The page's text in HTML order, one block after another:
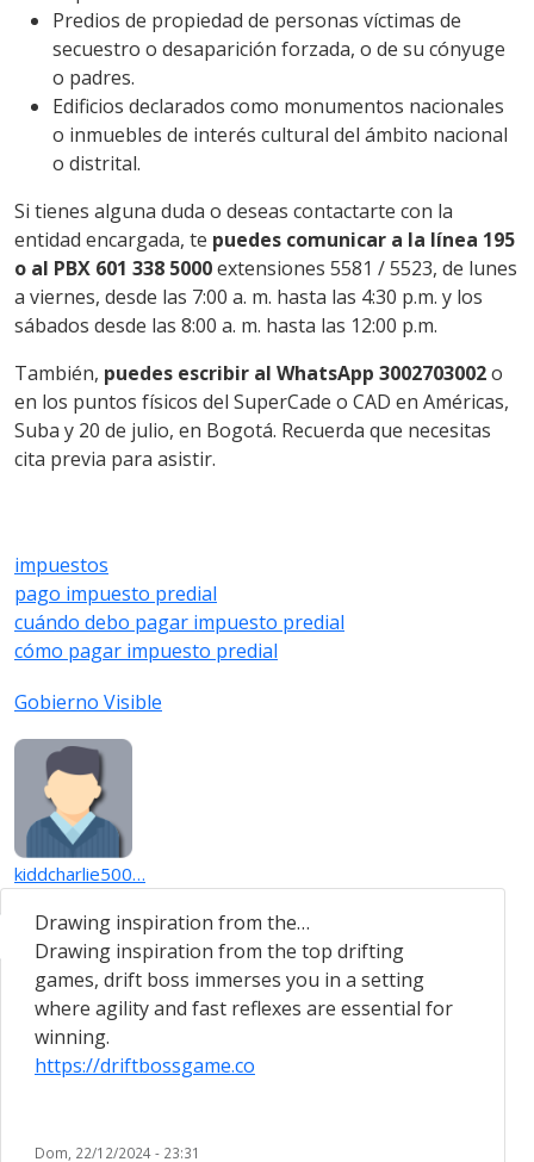
Predios de propiedad de personas víctimas de
secuestro o desaparición forzada, o de su cónyuge
o padres.
Edificios declarados como monumentos nacionales
o inmuebles de interés cultural del ámbito nacional
o distrital.
Si tienes alguna duda o deseas contactarte con la
entidad encargada, te puedes comunicar a la línea 195
o al PBX 601 338 5000extensiones 5581 / 5523, de lunes
a viernes, desde las 7:00 a. m. hasta las 4:30 p.m. y los
sábados desde las 8:00 a. m. hasta las 12:00 p.m.
También, puedes escribir al WhatsApp 3002703002o
en los puntos físicos del SuperCade o CAD en Américas,
Suba y 20 de julio, en Bogotá. Recuerda que necesitas
cita previa para asistir.
impuestos
pago impuesto predial
cuándo debo pagar impuesto predial
cómo pagar impuesto predial
Gobierno Visible
kiddcharlie500…
Drawing inspiration from the…
Drawing inspiration from the top drifting
games, drift boss immerses you in a setting
where agility and fast reflexes are essential for
winning.
https://driftbossgame.co
Dom, 22/12/2024 - 23:31